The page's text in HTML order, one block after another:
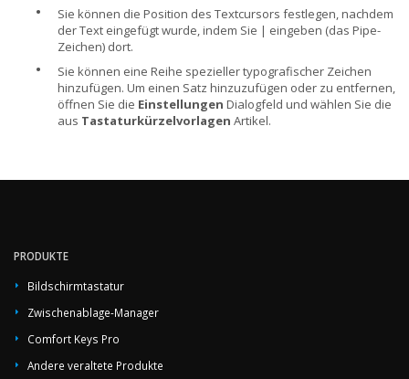
•
Sie können die Position des Textcursors festlegen, nachdem
der Text eingefügt wurde, indem Sie | eingeben (das Pipe-
Zeichen) dort.
•
Sie können eine Reihe spezieller typografischer Zeichen
hinzufügen. Um einen Satz hinzuzufügen oder zu entfernen,
öffnen Sie die Einstellungen Dialogfeld und wählen Sie die
aus Tastaturkürzelvorlagen Artikel.
PRODUKTE
Bildschirmtastatur
Zwischenablage-Manager
Comfort Keys Pro
Andere veraltete Produkte